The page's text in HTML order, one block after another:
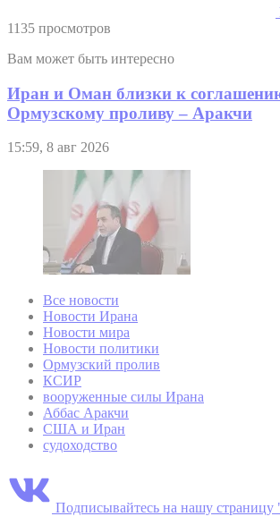
1135 просмотров
Вам может быть интересно
Иран и Оман близки к
Ормузскому проливу – Аракчи
15:59, 8 авг 2026
Все новости
Новости Ирана
Новости мира
Новости политики
Ормузский пролив
КСИР
вооруженные силы Ирана
Аббас Аракчи
США и Иран
судоходство
Подписывайтесь на нашу страницу